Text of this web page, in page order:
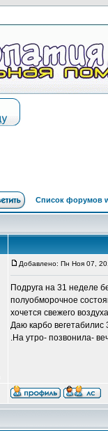
Список форумов
Добавлено: Пн Ноя 07,
Подруга на 31 неделе
полуобморочное
хочется свежего
Даю карбо вегетабилис
.На утро- позвонила-